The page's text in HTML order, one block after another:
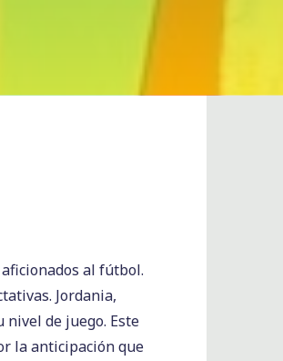
al fútbol.
Jordania,
de juego. Este
la anticipación que